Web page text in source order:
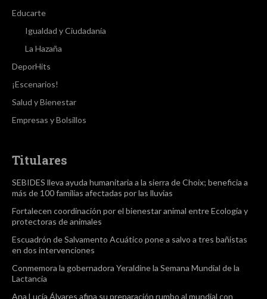
Educarte
Igualdad y Ciudadanía
La Hazaña
DeporHits
¡Escenarios!
Salud y Bienestar
Empresas y Bolsillos
Titulares
SEBIDES lleva ayuda humanitaria a la sierra de Choix; beneficia a
más de 100 familias afectadas por las lluvias
Fortalecen coordinación por el bienestar animal entre Ecología y
protectoras de animales
Escuadrón de Salvamento Acuático pone a salvo a tres bañistas
en dos intervenciones
Conmemora la gobernadora Yeraldine la Semana Mundial de la
Lactancia
Ana Lucía Álvares afina su preparación rumbo al mundial con